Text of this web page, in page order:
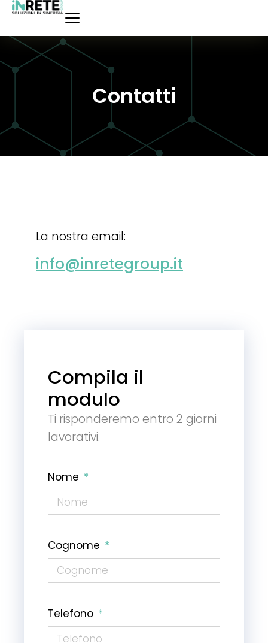
Contatti
La nostra email:
info@inretegroup.it​
Compila il
modulo
Ti risponderemo entro 2 giorni
lavorativi.
Nome
Cognome
Telefono